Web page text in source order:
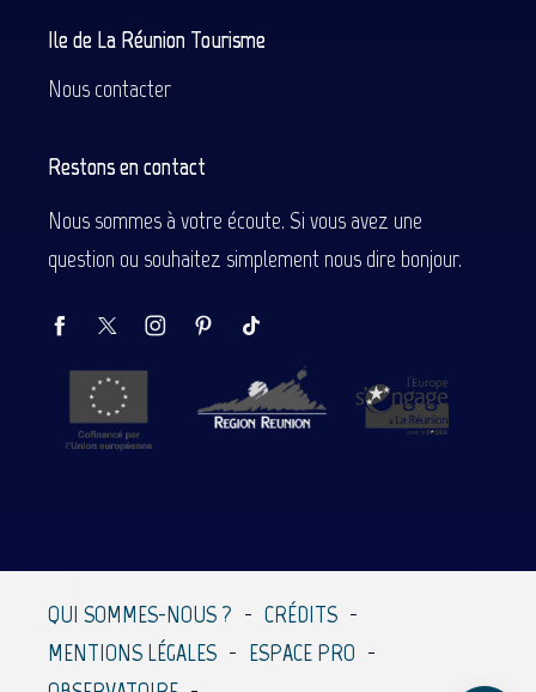
Ile de La Réunion Tourisme
Nous contacter
Restons en contact
Nous sommes à votre écoute. Si vous avez une
question ou souhaitez simplement nous dire bonjour.
QUI SOMMES-NOUS ?
CRÉDITS
MENTIONS LÉGALES
ESPACE PRO